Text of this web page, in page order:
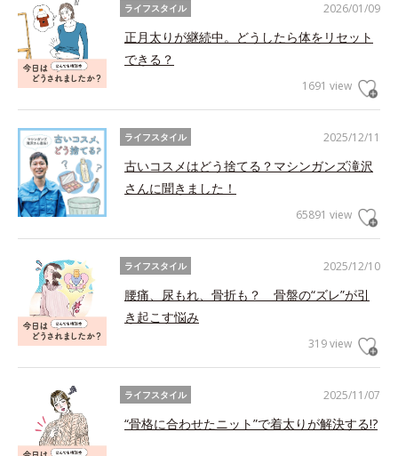
2026/01/09
ライフスタイル
正月太りが継続中。どうしたら体をリセット
できる？
1691 view
2025/12/11
ライフスタイル
古いコスメはどう捨てる？マシンガンズ滝沢
さんに聞きました！
65891 view
2025/12/10
ライフスタイル
腰痛、尿もれ、骨折も？ 骨盤の“ズレ”が引
き起こす悩み
319 view
2025/11/07
ライフスタイル
“骨格に合わせたニット”で着太りが解決する!?